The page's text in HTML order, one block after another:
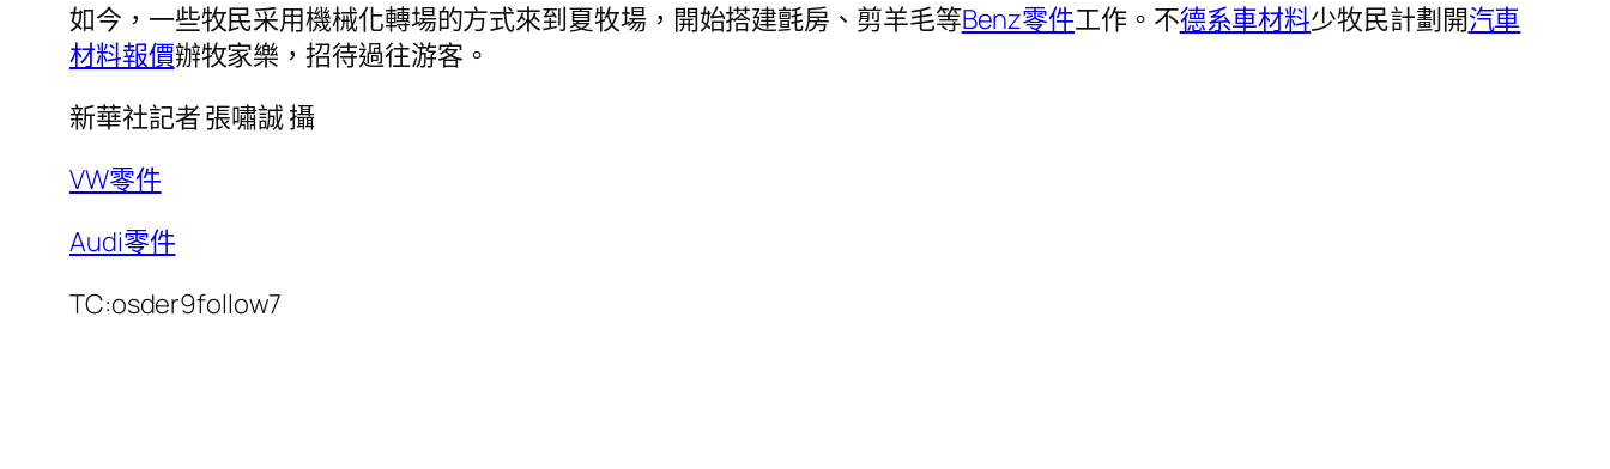
如今，一些牧民采用機械化轉場的方式來到夏牧場，開始搭建氈房、剪羊毛等Benz零件工作。不德系車材料少牧民計劃開汽車
材料報價辦牧家樂，招待過往游客。
新華社記者 張嘯誠 攝
VW零件
Audi零件
TC:osder9follow7